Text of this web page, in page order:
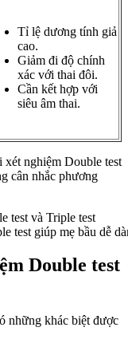
Tỉ lệ dương tính giả
cao.
Giảm đi độ chính
xác với thai đôi.
Cần kết hợp với
siêu âm thai.
xét nghiệm Double test
cân nhắc phương
test giúp mẹ bầu dễ
Double test
những khác biệt được